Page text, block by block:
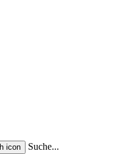
Suche...